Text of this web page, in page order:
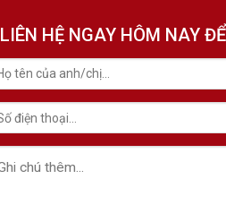
LIÊN HỆ NGAY HÔM NAY